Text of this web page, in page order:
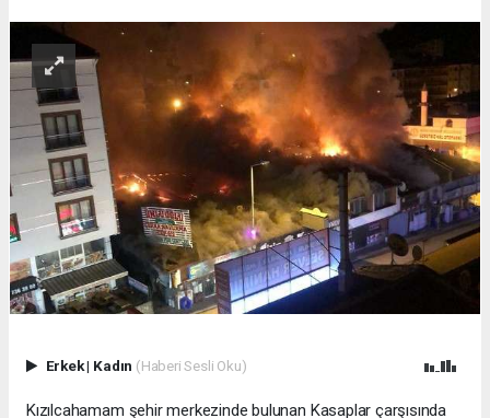
Erkek| Kadın (Haberi Sesli Oku)
Kızılcahamam şehir merkezinde bulunan Kasaplar çarşısında